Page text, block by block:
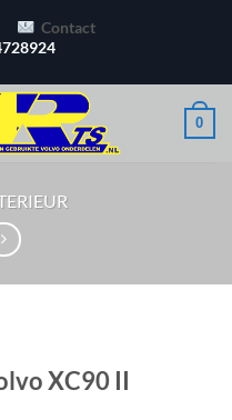
Contact
0
XC90 II